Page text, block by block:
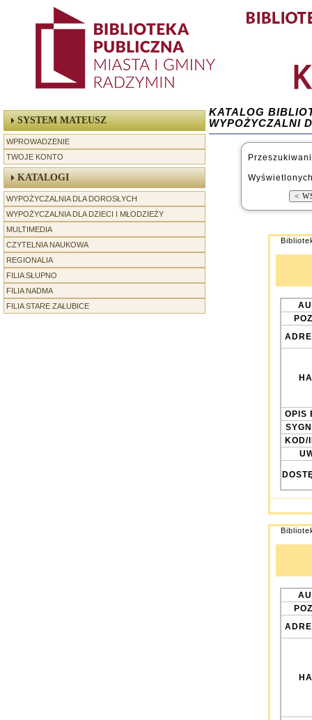
SYSTEM MATEUSZ
WPROWADZENIE
TWOJE KONTO
KATALOGI
WYPOŻYCZALNIA DLA DOROSŁYCH
WYPOŻYCZALNIA DLA DZIECI I MŁODZIEŻY
MULTIMEDIA
CZYTELNIA NAUKOWA
REGIONALIA
-----------------
FILIA SŁUPNO
FILIA NADMA
FILIA STARE ZAŁUBICE
KATALOG
WYPOŻYCZALNI
OPIS
KOD/